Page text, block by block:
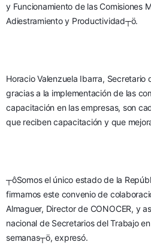
y Funcionamiento de las Comisiones
Adiestramiento y Productividad┬ö.
Horacio Valenzuela Ibarra, Secretario
gracias a la implementación de las
capacitación en las empresas, son
que reciben capacitación y que
┬ôSomos el único estado de la
firmamos este convenio de
Almaguer, Director de CONOCER, y
nacional de Secretarios del Trabajo
semanas┬ö, expresó.